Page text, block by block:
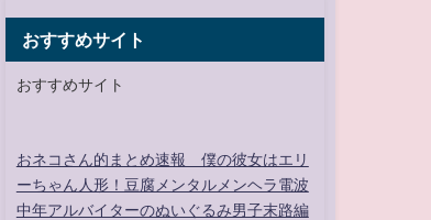
おすすめサイト
おすすめサイト
おネコさん的まとめ速報 僕の彼女はエリ
ーちゃん人形！豆腐メンタルメンヘラ電波
中年アルバイターのぬいぐるみ男子末路編